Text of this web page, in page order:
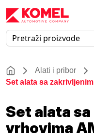
Alati i pribor
Set alata sa
Set alata
vrhovima